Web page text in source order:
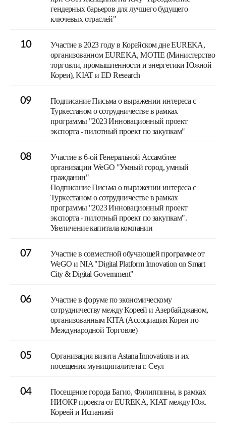
гендерных барьеров для лучшего будущего
ключевых отраслей"
10
Участие в 2023 году в Корейском дне EUREKA,
организованном EUREKA, MOTIE (Министерство
торговли, промышленности и энергетики Южной
Кореи), KIAT и ED Research
09
Подписание Письма о выражении интереса с
Туркестаном о сотрудничестве в рамках
программы "2023 Инновационный проект
экспорта - пилотный проект по закупкам"
08
Участие в 6-ой Генеральной Ассамблее
организации WeGO "Умный город, умный
гражданин"
Подписание Письма о выражении интереса с
Туркестаном о сотрудничестве в рамках
программы "2023 Инновационный проект
экспорта - пилотный проект по закупкам".
Увеличение капитала компании
07
Участие в совместной обучающей программе от
WeGO и NIA "Digital Platform Innovation on Smart
City & Digital Government"
06
Участие в форуме по экономическому
сотрудничеству между Кореей и Азербайджаном,
организованным KITA (Ассоциация Кореи по
Международной Торговле)
05
Организация визита Astana Innovations и их
посещения муниципалитета г. Сеул
04
Посещение города Багио, Филиппины, в рамках
НИОКР проекта от EUREKA, KIAT между Юж.
Кореей и Испанией